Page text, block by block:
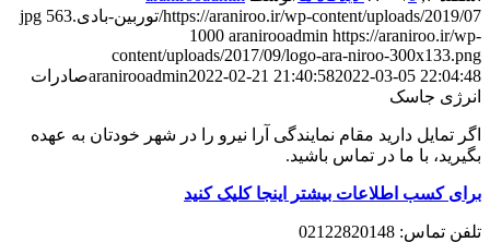
https://araniroo.ir/wp-content/uploads/2019/07/توربین-بادی.jpg
563
1000 aranirooadmin https://araniroo.ir/wp-
content/uploads/2017/09/logo-ara-niroo-300x133.png
aranirooadmin2022-02-21 21:40:582022-03-05 22:04:48
صادرات
انرژی جاسک
اگر تمایل دارید مقام نمایندگی آرا نیرو را در شهر خودتان به عهده
بگیرید، با ما در تماس باشید.
برای کسب اطلاعات بیشتر اینجا کلیک کنید
تلفن تماس: 02122820148